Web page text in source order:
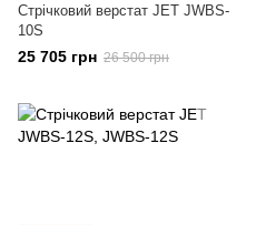
Стрічковий верстат JET JWBS-
10S
25 705 грн 26 500 грн